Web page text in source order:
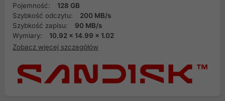
Pojemność:
128 GB
Szybkość odczytu:
200 MB/s
Szybkość zapisu:
90 MB/s
Wymiary:
10.92 x 14.99 x 1.02
Zobacz więcej szczegółów